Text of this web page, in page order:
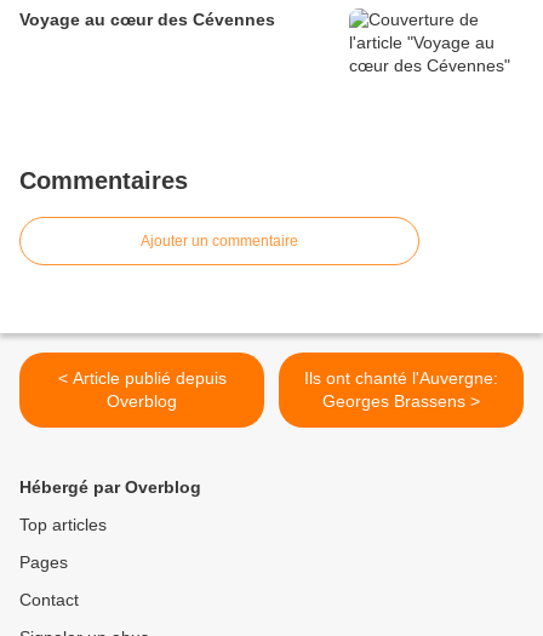
Voyage au cœur des Cévennes
Commentaires
Ajouter un commentaire
< Article publié depuis
Overblog
Ils ont chanté l'Auvergne:
Georges Brassens >
Hébergé par Overblog
Top articles
Pages
Contact